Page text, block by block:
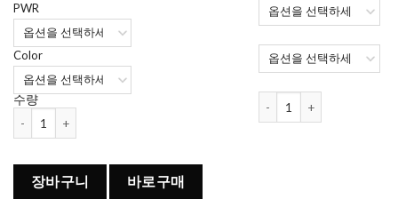
PWR
Color
수량
장바구니 바로구매